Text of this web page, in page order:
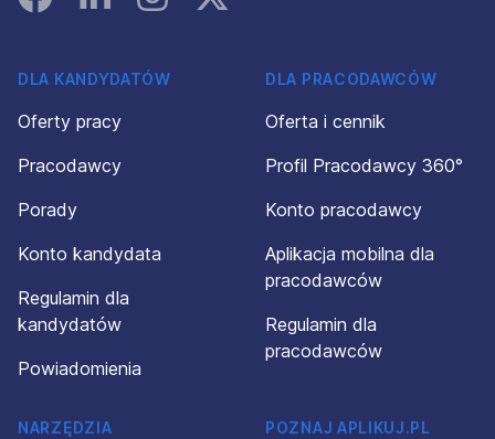
DLA KANDYDATÓW
Oferty pracy
Pracodawcy
Porady
Konto kandydata
Regulamin dla
kandydatów
Powiadomienia
DLA PRACODAWCÓW
Oferta i cennik
Profil Pracodawcy 360°
Konto pracodawcy
Aplikacja mobilna dla
pracodawców
Regulamin dla
pracodawców
NARZĘDZIA
POZNAJ APLIKUJ.PL